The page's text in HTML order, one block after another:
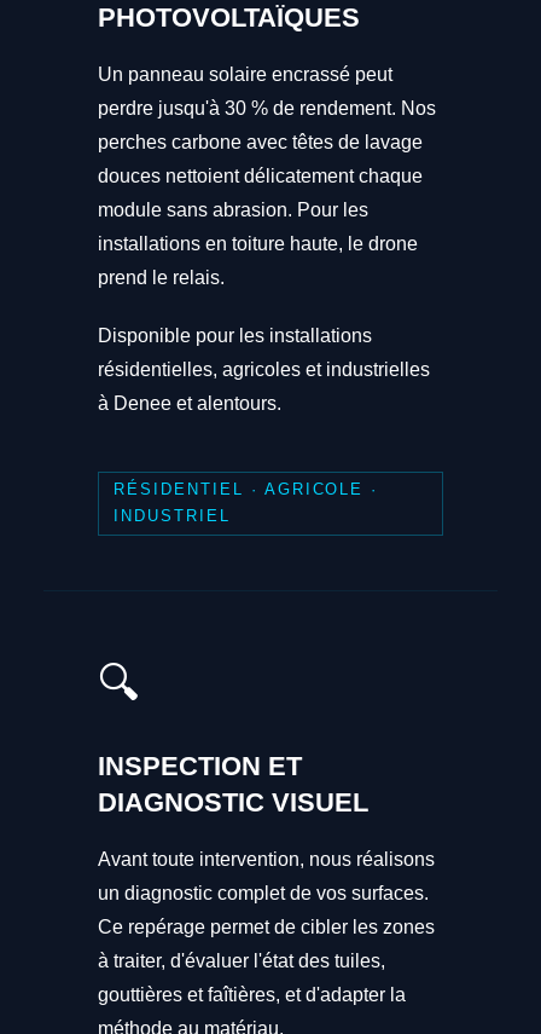
PHOTOVOLTAÏQUES
Un panneau solaire encrassé peut
perdre jusqu'à 30 % de rendement. Nos
perches carbone avec têtes de lavage
douces nettoient délicatement chaque
module sans abrasion. Pour les
installations en toiture haute, le drone
prend le relais.
Disponible pour les installations
résidentielles, agricoles et industrielles
à Denee et alentours.
RÉSIDENTIEL · AGRICOLE ·
INDUSTRIEL
🔍
INSPECTION ET
DIAGNOSTIC VISUEL
Avant toute intervention, nous réalisons
un diagnostic complet de vos surfaces.
Ce repérage permet de cibler les zones
à traiter, d'évaluer l'état des tuiles,
gouttières et faîtières, et d'adapter la
méthode au matériau.